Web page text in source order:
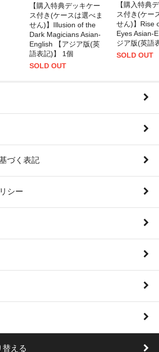
【購入特典デッキケー
ス付き(ケースは選べま
せん)】Illusion of the
Dark Magicians Asian-
English 【アジア版(英
語表記)】 1個
SOLD OUT
【購入特典
ス付き(ケー
せん)】Rise
Eyes Asian-
ジア版(英語
SOLD OUT
づく表記
シー
替える